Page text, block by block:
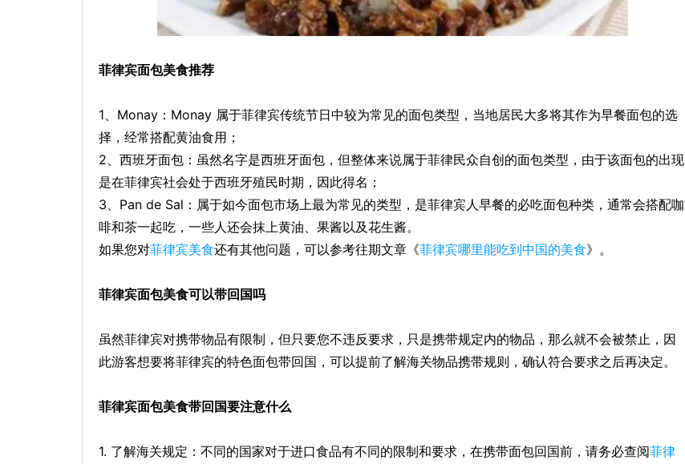
菲律宾面包美食推荐
1、Monay：Monay 属于菲律宾传统节日中较为常见的面包类型，当地居民大多将其作为早餐面包的选
择，经常搭配黄油食用；
2、西班牙面包：虽然名字是西班牙面包，但整体来说属于菲律民众自创的面包类型，由于该面包的出现
是在菲律宾社会处于西班牙殖民时期，因此得名；
3、Pan de Sal：属于如今面包市场上最为常见的类型，是菲律宾人早餐的必吃面包种类，通常会搭配咖
啡和茶一起吃，一些人还会抹上黄油、果酱以及花生酱。
如果您对菲律宾美食还有其他问题，可以参考往期文章《菲律宾哪里能吃到中国的美食》。
菲律宾面包美食可以带回国吗
虽然菲律宾对携带物品有限制，但只要您不违反要求，只是携带规定内的物品，那么就不会被禁止，因
此游客想要将菲律宾的特色面包带回国，可以提前了解海关物品携带规则，确认符合要求之后再决定。
菲律宾面包美食带回国要注意什么
1. 了解海关规定：不同的国家对于进口食品有不同的限制和要求，在携带面包回国前，请务必查阅菲律